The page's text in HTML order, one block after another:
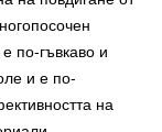
по-гъвкаво и
и е по-
на